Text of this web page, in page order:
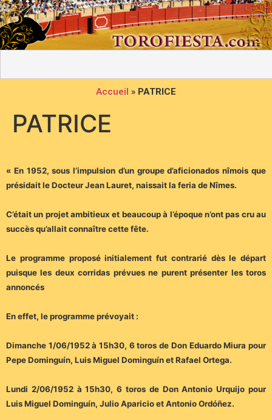
Accueil » PATRICE
PATRICE
« En 1952, sous l’impulsion d’un groupe d’aficionados nîmois que
présidait le Docteur Jean Lauret, naissait la feria de Nîmes.
C’était un projet ambitieux et beaucoup à l’époque n’ont pas cru au
succès qu’allait connaître cette fête.
Le programme proposé initialement fut contrarié dès le départ
puisque les deux corridas prévues ne purent présenter les toros
annoncés
En effet, le programme prévoyait :
Dimanche 1/06/1952 à 15h30, 6 toros de Don Eduardo Miura pour
Pepe Dominguín, Luis Miguel Dominguín et Rafael Ortega.
Lundi 2/06/1952 à 15h30, 6 toros de Don Antonio Urquijo pour
Luis Miguel Dominguín, Julio Aparicio et Antonio Ordóñez.